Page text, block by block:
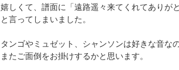
嬉しくて、譜面に「遠路遥々来てくれてありがと
と言ってしまいました。
タンゴやミュゼット、シャンソンは好きな音な
またご面倒をお掛けするかと思います。